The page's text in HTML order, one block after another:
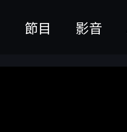
節目 影音